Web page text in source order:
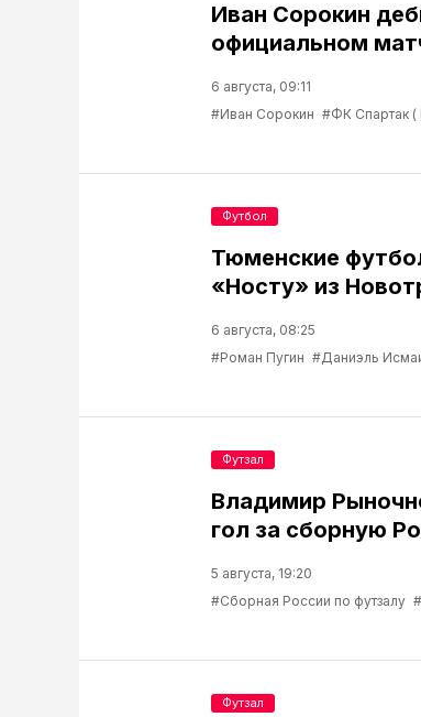
Иван Сорокин
официальном
6 августа, 09:11
#Иван Сорокин #ФК Спартак (
Тюменские
«Носту» из
6 августа, 08:25
#Роман Пугин #Даниэль
Футбол
Владимир
гол за сборную
5 августа, 19:20
#Сборная России по футзалу
Футзал
Футзал